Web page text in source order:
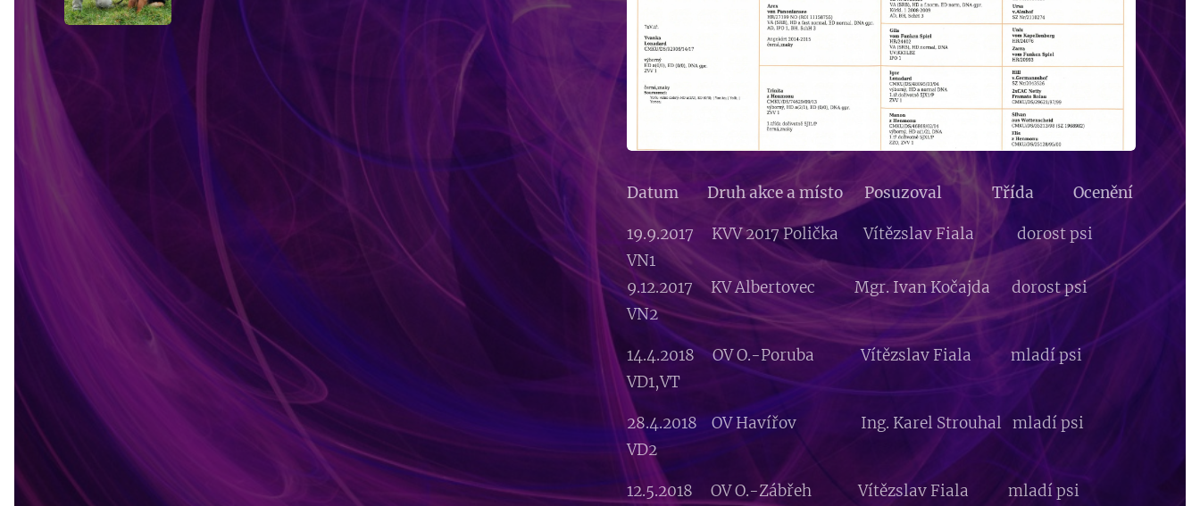
Datum Druh akce a místo Posuzoval Třída Ocenění
19.9.2017 KVV 2017 Polička Vítězslav Fiala dorost psi
VN1
9.12.2017 KV Albertovec Mgr. Ivan Kočajda dorost psi
VN2
14.4.2018 OV O.-Poruba Vítězslav Fiala mladí psi
VD1,VT
28.4.2018 OV Havířov Ing. Karel Strouhal mladí psi
VD2
12.5.2018 OV O.-Zábřeh Vítězslav Fiala mladí psi